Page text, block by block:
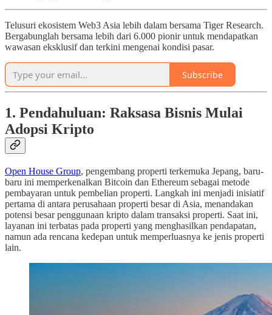
Telusuri ekosistem Web3 Asia lebih dalam bersama Tiger Research.
Bergabunglah bersama lebih dari 6.000 pionir untuk mendapatkan
wawasan eksklusif dan terkini mengenai kondisi pasar.
Subscribe
1. Pendahuluan: Raksasa Bisnis Mulai
Adopsi Kripto
Open House Group, pengembang properti terkemuka Jepang, baru-
baru ini memperkenalkan Bitcoin dan Ethereum sebagai metode
pembayaran untuk pembelian properti. Langkah ini menjadi inisiatif
pertama di antara perusahaan properti besar di Asia, menandakan
potensi besar penggunaan kripto dalam transaksi properti. Saat ini,
layanan ini terbatas pada properti yang menghasilkan pendapatan,
namun ada rencana kedepan untuk memperluasnya ke jenis properti
lain.